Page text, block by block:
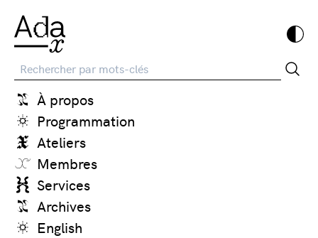
Recherche
À propos
Programmation
Ateliers
Membres
Services
Archives
English